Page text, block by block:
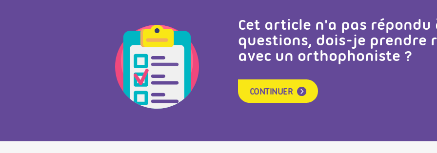
Cet article n'a pas répondu
questions, dois-je prendre
avec un orthophoniste ?
CONTINUER